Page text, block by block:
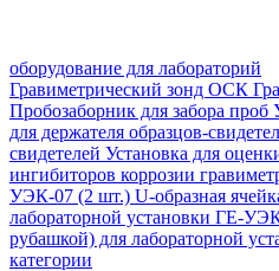
оборудование для лабораторий
Гравиметрический зонд ОСК
Пробозаборник для забора проб
для держателя образцов-
свидетелей Установка для
ингибиторов коррозии
УЭК-07 (2 шт.) U-образная
лабораторной установки ГЕ-
рубашкой) для лабораторной
категории